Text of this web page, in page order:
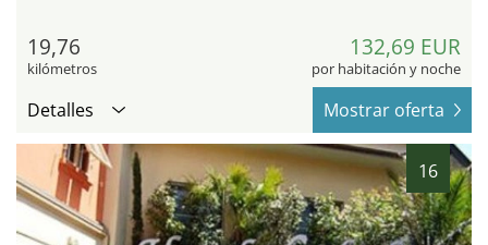
19,76
kilómetros
132,69 EUR
por habitación y noche
Detalles Mostrar oferta
16